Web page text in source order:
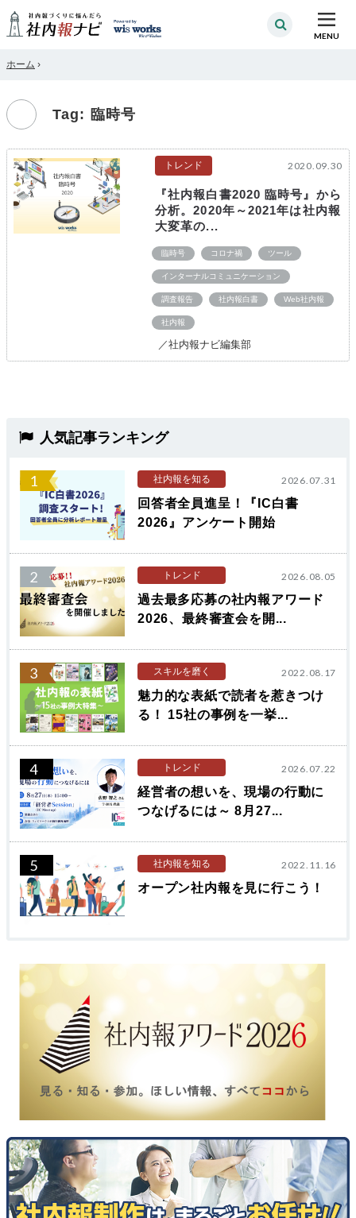
MENU
ホーム ›
Tag: 臨時号
トレンド 2020.09.30
『社内報白書2020 臨時号』から
分析。2020年～2021年は社内報
大変革の...
臨時号 コロナ禍 ツール
インターナルコミュニケーション
調査報告 社内報白書 Web社内報
社内報
／社内報ナビ編集部
人気記事ランキング
1 社内報を知る 2026.07.31
回答者全員進呈！『IC白書
2026』アンケート開始
2 トレンド 2026.08.05
過去最多応募の社内報アワード
2026、最終審査会を開...
3 スキルを磨く 2022.08.17
魅力的な表紙で読者を惹きつけ
る！ 15社の事例を一挙...
4 トレンド 2026.07.22
経営者の想いを、現場の行動に
つなげるには～ 8月27...
5 社内報を知る 2022.11.16
オープン社内報を見に行こう！